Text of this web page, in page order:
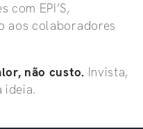
com EPI’S,
aos colaboradores
não custo. Invista,
ideia.